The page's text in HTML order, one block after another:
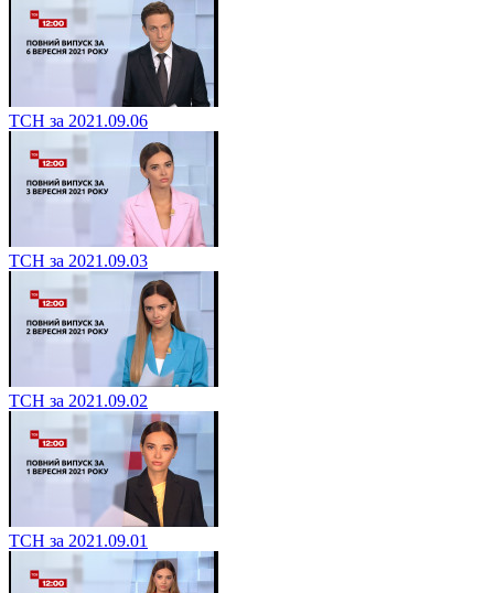
ТСН за 2021.09.06
ТСН за 2021.09.03
ТСН за 2021.09.02
ТСН за 2021.09.01